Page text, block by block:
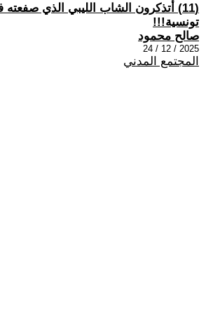
(11) أتذكرون الشاب الليبي الذي صفعته
تونسية!!!
صالح محمود
2025 / 12 / 24
المجتمع المدني